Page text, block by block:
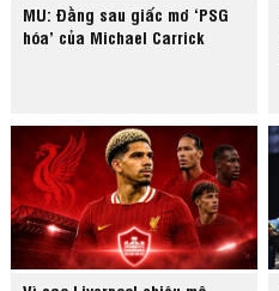
MU: Đằng sau giấc mơ ‘PSG
hóa’ của Michael Carrick